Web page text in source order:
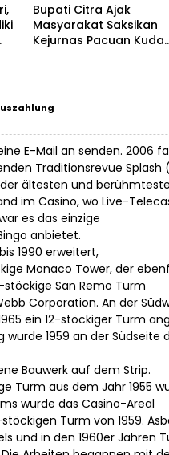
Bupati Citra Ajak
Masyarakat Saksikan
Kejurnas Pacuan Kuda
E-Mail an senden. 2006
Traditionsrevue Splash
ältesten und
im Casino, wo Live-
es das einzige
anbietet.
1990 erweitert,
Monaco Tower, der
San Remo Turm
Corporation. An der
ein 12-stöckiger Turm
wurde 1959 an der
Bauwerk auf dem Strip.
Turm aus dem Jahr 1955
wurde das Casino-Areal
Turm von 1959.
und in den 1960er Jahren